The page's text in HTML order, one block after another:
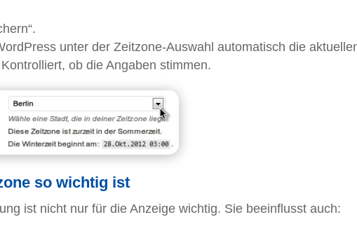
unter der Zeitzone-Auswahl automatisch die
ob die Angaben stimmen.
so wichtig ist
ist nicht nur für die Anzeige wichtig. Sie beeinflusst auch: